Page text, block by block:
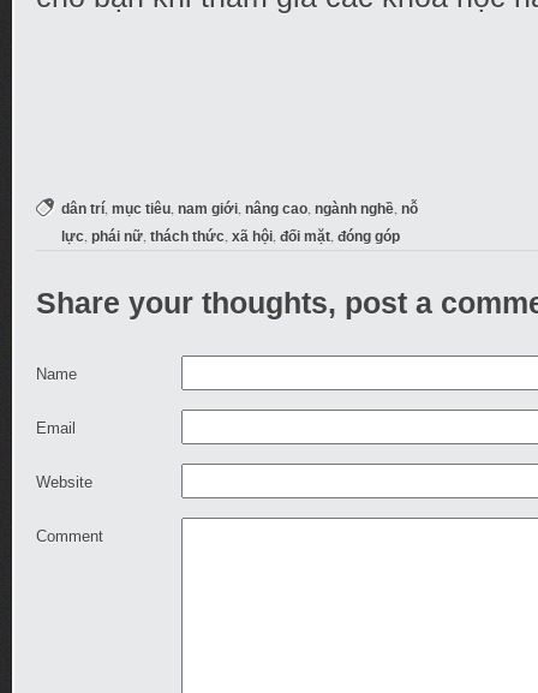
dân trí, mục tiêu nam giới nâng cao ngành nghề nỗ
lực phái nữ thách thức xã hội đối mặt đóng góp
Share your thoughts, post a
Name
Email
Website
Comment